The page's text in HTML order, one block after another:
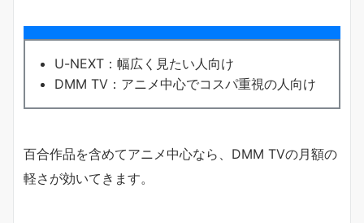
U-NEXT：幅広く見たい人向け
DMM TV：アニメ中心でコスパ重視の人向け
百合作品を含めてアニメ中心なら、DMM TVの月額の
軽さが効いてきます。